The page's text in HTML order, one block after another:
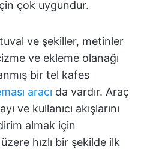
çok uygundur.
ve şekiller, metinler
ve ekleme olanağı
bir tel kafes
aracı da vardır. Araç
ve kullanıcı akışlarını
almak için
hızlı bir şekilde ilk